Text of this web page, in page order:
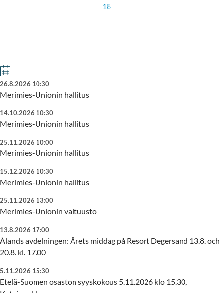
18
26.8.2026 10:30
Merimies-Unionin hallitus
14.10.2026 10:30
Merimies-Unionin hallitus
25.11.2026 10:00
Merimies-Unionin hallitus
15.12.2026 10:30
Merimies-Unionin hallitus
25.11.2026 13:00
Merimies-Unionin valtuusto
13.8.2026 17:00
Ålands avdelningen: Årets middag på Resort Degersand 13.8. och
20.8. kl. 17.00
5.11.2026 15:30
Etelä-Suomen osaston syyskokous 5.11.2026 klo 15.30,